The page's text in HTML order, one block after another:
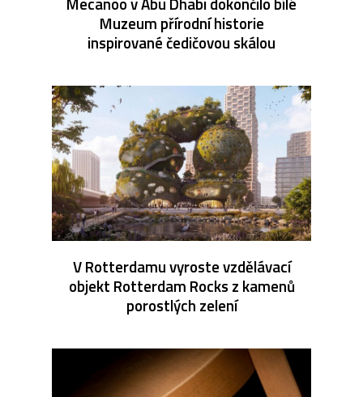
Muzeum přírodní historie
inspirované čedičovou skálou
V Rotterdamu vyroste vzdělávací
objekt Rotterdam Rocks z kamenů
porostlých zelení